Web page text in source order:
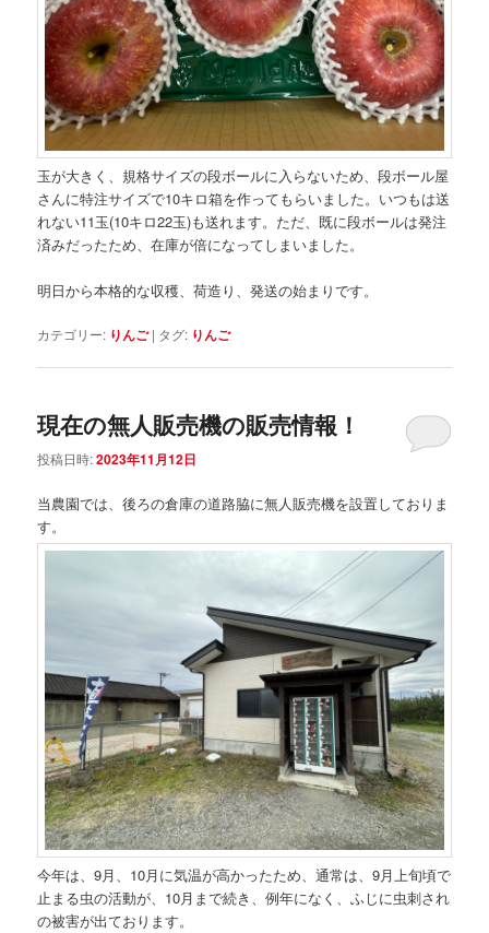
玉が大きく、規格サイズの段ボールに入らないため、段ボール屋
さんに特注サイズで10キロ箱を作ってもらいました。いつもは送
れない11玉(10キロ22玉)も送れます。ただ、既に段ボールは発注
済みだったため、在庫が倍になってしまいました。
明日から本格的な収穫、荷造り、発送の始まりです。
カテゴリー: りんご | タグ: りんご
現在の無人販売機の販売情報！
投稿日時:2023年11月12日
当農園では、後ろの倉庫の道路脇に無人販売機を設置しておりま
す。
今年は、9月、10月に気温が高かったため、通常は、9月上旬頃で
止まる虫の活動が、10月まで続き、例年になく、ふじに虫刺され
の被害が出ております。